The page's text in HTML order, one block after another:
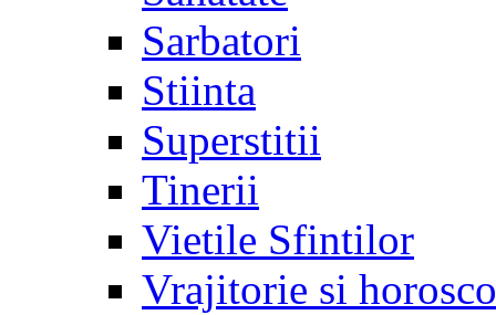
Sarbatori
Stiinta
Superstitii
Tinerii
Vietile Sfintilor
Vrajitorie si